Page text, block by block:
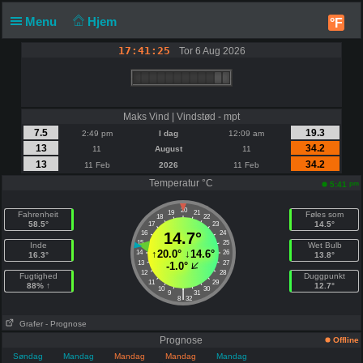
Menu Hjem °F
17:41:25 Tor 6 Aug 2026
Maks Vind | Vindstød - mpt
7.5
2:49 pm I dag 12:09 am
19.3
13
11 August 11
34.2
13
11 Feb 2026 11 Feb
34.2
Temperatur °C
5:41 pm
Fahrenheit
58.5°
Inde
16.3°
Fugtighed
88% ↑
20
19 21
18
22
17
23
16
24
15
25
14
26
13
27
12
28
11
29
10
30
9 31
|
8 32
14.7°
↑20.0°↓14.6°
-1.0°
Føles som
14.5°
Wet Bulb
13.8°
Duggpunkt
12.7°
Grafer - Prognose
Prognose
Offline
Søndag
Mandag
Mandag
Mandag
Mandag